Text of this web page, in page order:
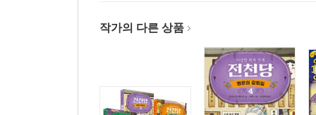
작가의 다른 상품